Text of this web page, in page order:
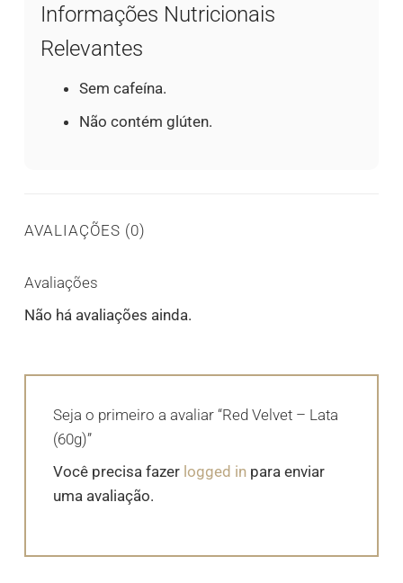
Informações Nutricionais
Relevantes
Sem cafeína.
Não contém glúten.
AVALIAÇÕES (0)
Avaliações
Não há avaliações ainda.
Seja o primeiro a avaliar “Red Velvet – Lata
(60g)”
Você precisa fazer logged in para enviar
uma avaliação.